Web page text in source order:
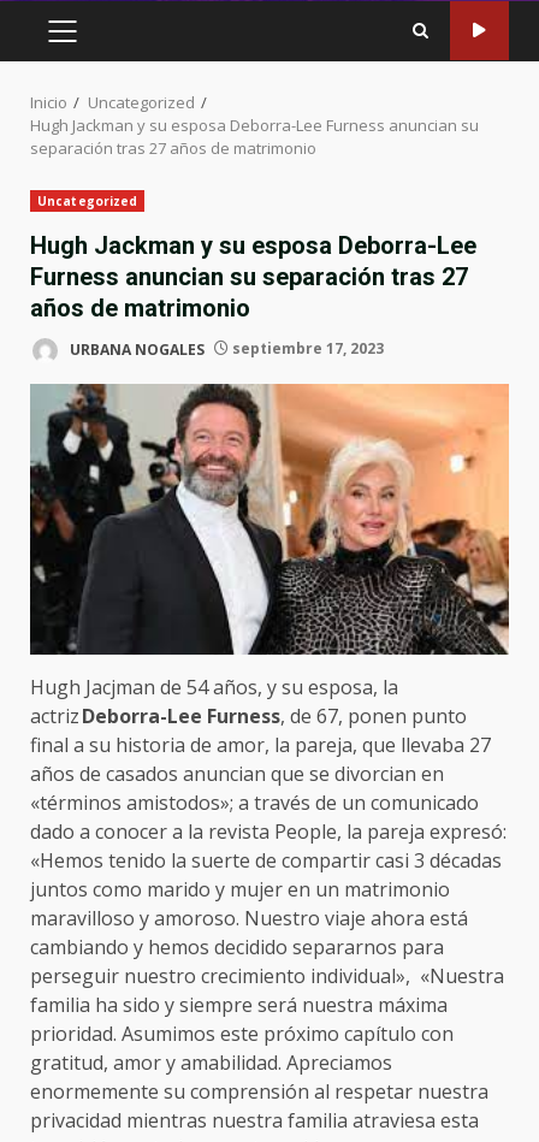
MENÚ
PRINCIPAL
Inicio
Uncategorized
Hugh Jackman y su esposa Deborra-Lee Furness anuncian su
separación tras 27 años de matrimonio
Uncategorized
Hugh Jackman y su esposa Deborra-Lee
Furness anuncian su separación tras 27
años de matrimonio
URBANA NOGALES septiembre 17, 2023
Hugh Jacjman de 54 años, y su esposa, la
actrizDeborra-Lee Furness, de 67, ponen punto
final a su historia de amor, la pareja, que llevaba 27
años de casados anuncian que se divorcian en
«términos amistodos»; a través de un comunicado
dado a conocer a la revista People, la pareja expresó:
«Hemos tenido la suerte de compartir casi 3 décadas
juntos como marido y mujer en un matrimonio
maravilloso y amoroso. Nuestro viaje ahora está
cambiando y hemos decidido separarnos para
perseguir nuestro crecimiento individual», «Nuestra
familia ha sido y siempre será nuestra máxima
prioridad. Asumimos este próximo capítulo con
gratitud, amor y amabilidad. Apreciamos
enormemente su comprensión al respetar nuestra
privacidad mientras nuestra familia atraviesa esta